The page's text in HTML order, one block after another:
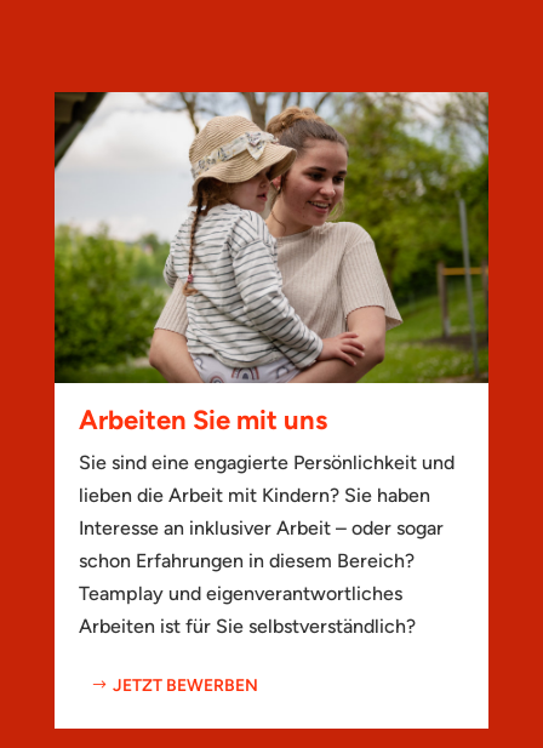
Arbeiten Sie mit uns
Sie sind eine engagierte Persönlichkeit und
lieben die Arbeit mit Kindern? Sie haben
Interesse an inklusiver Arbeit – oder sogar
schon Erfahrungen in diesem Bereich?
Teamplay und eigenverantwortliches
Arbeiten ist für Sie selbstverständlich?
JETZT BEWERBEN